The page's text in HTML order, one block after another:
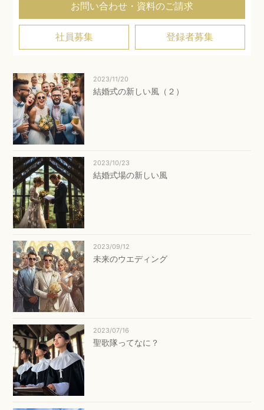
お問い合わせ・資料のご請求
社員募集 登録者募集
2023/11/20
結婚式の新しい風（２）
2023/10/23
結婚式場の新しい風
2023/09/12
未来のウエディング
2023/07/16
聖歌隊ってなに？